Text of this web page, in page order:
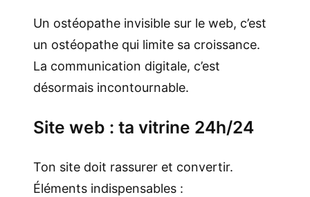
Un ostéopathe invisible sur le web, c’est
un ostéopathe qui limite sa croissance.
La communication digitale, c’est
désormais incontournable.
Site web : ta vitrine 24h/24
Ton site doit rassurer et convertir.
Éléments indispensables :